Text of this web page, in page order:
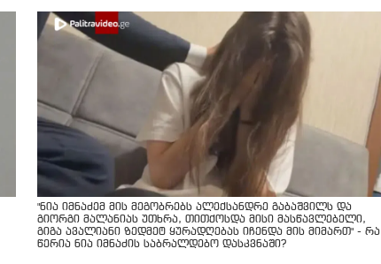
"ნია იმნაძემ მის მეგობრებს ალექსანდრე გაბაშვილს და
გიორგი მალანიას უთხრა, თითქოსდა მისი მასწავლებელი,
გიგა ავალიანი ზედმეტ ყურადღებას იჩენდა მის მიმართ" - რა
წერია ნია იმნაძის საბრალდებო დასკვნაში?